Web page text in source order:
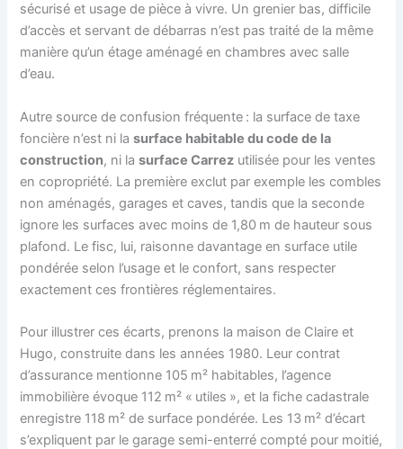
sécurisé et usage de pièce à vivre. Un grenier bas, difficile
d’accès et servant de débarras n’est pas traité de la même
manière qu’un étage aménagé en chambres avec salle
d’eau.
Autre source de confusion fréquente : la surface de taxe
foncière n’est ni lasurface habitable du code de la
construction, ni lasurface Carrez utilisée pour les ventes
en copropriété. La première exclut par exemple les combles
non aménagés, garages et caves, tandis que la seconde
ignore les surfaces avec moins de 1,80 m de hauteur sous
plafond. Le fisc, lui, raisonne davantage en surface utile
pondérée selon l’usage et le confort, sans respecter
exactement ces frontières réglementaires.
Pour illustrer ces écarts, prenons la maison de Claire et
Hugo, construite dans les années 1980. Leur contrat
d’assurance mentionne 105 m² habitables, l’agence
immobilière évoque 112 m² « utiles », et la fiche cadastrale
enregistre 118 m² de surface pondérée. Les 13 m² d’écart
s’expliquent par le garage semi-enterré compté pour moitié,